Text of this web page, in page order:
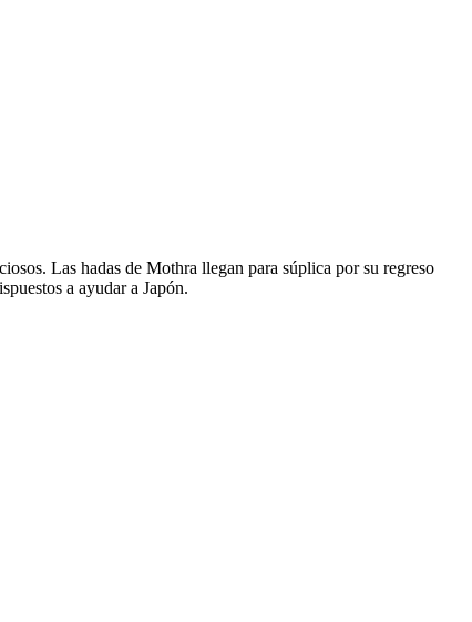
Las hadas de Mothra llegan para súplica por su regreso
a ayudar a Japón.